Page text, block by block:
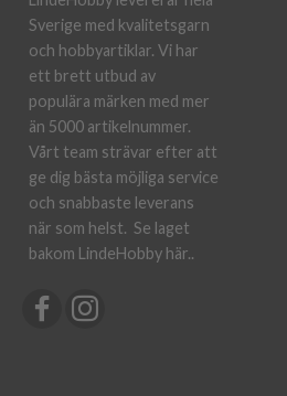
Sverige med kvalitetsgarn
och hobbyartiklar. Vi har
ett brett utbud av
populära märken med mer
än 5000 artikelnummer.
Vårt team strävar efter att
ge dig bästa möjliga service
och snabbaste leverans
när som helst. Se laget
bakom LindeHobby här..